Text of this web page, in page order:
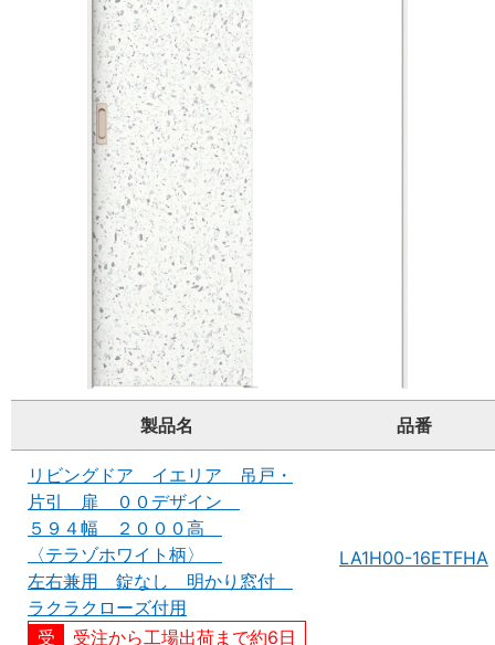
製品名 品番
リビングドア イエリア 吊戸・
片引 扉 ００デザイン
５９４幅 ２０００高
〈テラゾホワイト柄〉
左右兼用 錠なし 明かり窓付
ラクラクローズ付用
受注から工場出荷まで約6日
LA1H00-16ETFHA